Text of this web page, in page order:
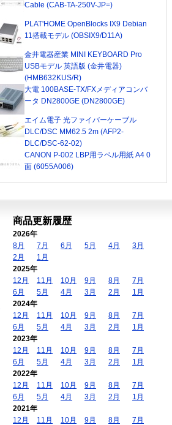
Cable (CAB-TA-250V-JP=)
PLAT'HOME OpenBlocks IX9 Debian
11搭載モデル (OBSIX9/D11A)
金井電器産業 MINI KEYBOARD Pro
USBモデル 英語版 (金井電器)
(HMB632KUS/R)
大電 100BASE-TX/FXメディアコンバ
ータ DN2800GE (DN2800GE)
エイム電子 光ファイバーケーブル
DLC/DSC MM62.5 2m (AFP2-
DLC/DSC-62-02)
CANON P-002 LBP用ラベル用紙 A4 0
面 (6055A006)
商品更新履歴
2026年
8月
7月 6月 5月 4月
3月
2月
1月
2025年
12月
11月 10月 9月 8月
7月
6月
5月 4月 3月 2月
1月
2024年
12月
11月 10月 9月 8月
7月
6月
5月 4月 3月 2月
1月
2023年
12月
11月 10月 9月 8月
7月
6月
5月 4月 3月 2月
1月
2022年
12月
11月 10月 9月 8月
7月
6月
5月 4月 3月 2月
1月
2021年
12月
11月 10月 9月 8月
7月